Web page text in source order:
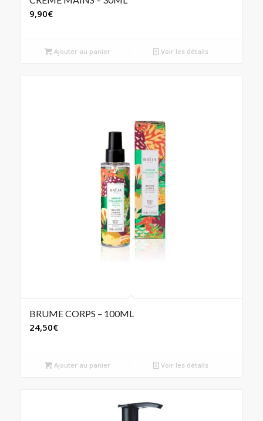
9,90€
Ajouter au panier Voir les détails
BRUME CORPS – 100ML
24,50€
Ajouter au panier Voir les détails